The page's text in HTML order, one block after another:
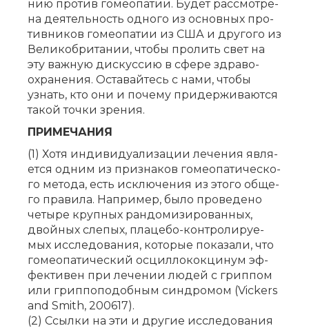
нию про­тив го­мео­па­тии. Бу­дет рас­смот­ре­
на де­я­тель­ность од­но­го из ос­нов­ных про­
тив­ни­ков го­мео­па­тии из США и дру­го­го из
Ве­ли­ко­бри­та­нии, что­бы про­лить свет на
эту важ­ную дис­кус­сию в сфе­ре здра­во­
охра­не­ния. Оста­вай­тесь с на­ми, что­бы
узнать, кто они и по­че­му при­дер­жи­ва­ют­ся
та­кой точ­ки зре­ния.
ПРИМЕЧАНИЯ
(1) Хо­тя ин­ди­ви­ду­а­ли­за­ции ле­че­ния яв­ля­
ет­ся од­ним из при­зна­ков го­мео­па­ти­че­ско­
го ме­то­да, есть ис­клю­че­ния из это­го об­ще­
го пра­ви­ла. На­при­мер, бы­ло про­ве­де­но
че­ты­ре круп­ных ран­до­ми­зи­ро­ван­ных,
двой­ных сле­пых, пла­це­бо-кон­тро­ли­ру­е­
мых ис­сле­до­ва­ния, ко­то­рые по­ка­за­ли, что
го­мео­па­ти­че­ский ос­цил­ло­кок­ци­нум эф­
фек­ти­вен при ле­че­нии лю­дей с грип­пом
или грип­по­по­доб­ным син­дро­мом (Vickers
and Smith, 200617).
(2) Ссыл­ки на эти и дру­гие ис­сле­до­ва­ния